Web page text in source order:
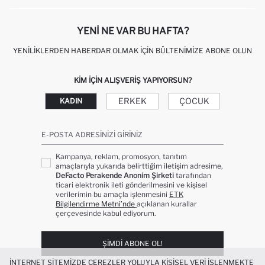
YENI NE VAR BU HAFTA?
YENILIKLERDEN HABERDAR OLMAK İÇIN BÜLTENIMIZE ABONE OLUN
KIM IÇIN ALIŞVERIŞ YAPIYORSUN?
KADIN ERKEK ÇOCUK
E-POSTA ADRESINIZI GIRINIZ
Kampanya, reklam, promosyon, tanıtım
amaçlarıyla yukarıda belirttiğim iletişim adresime,
DeFacto Perakende Anonim Şirketi tarafından
ticari elektronik ileti gönderilmesini ve kişisel
verilerimin bu amaçla işlenmesini ETK
Bilgilendirme Metni’nde açıklanan kurallar
çerçevesinde kabul ediyorum.
ŞIMDI ABONE OL!
İNTERNET SITEMIZDE ÇEREZLER YOLUYLA KIŞISEL VERI IŞLENMEKTE